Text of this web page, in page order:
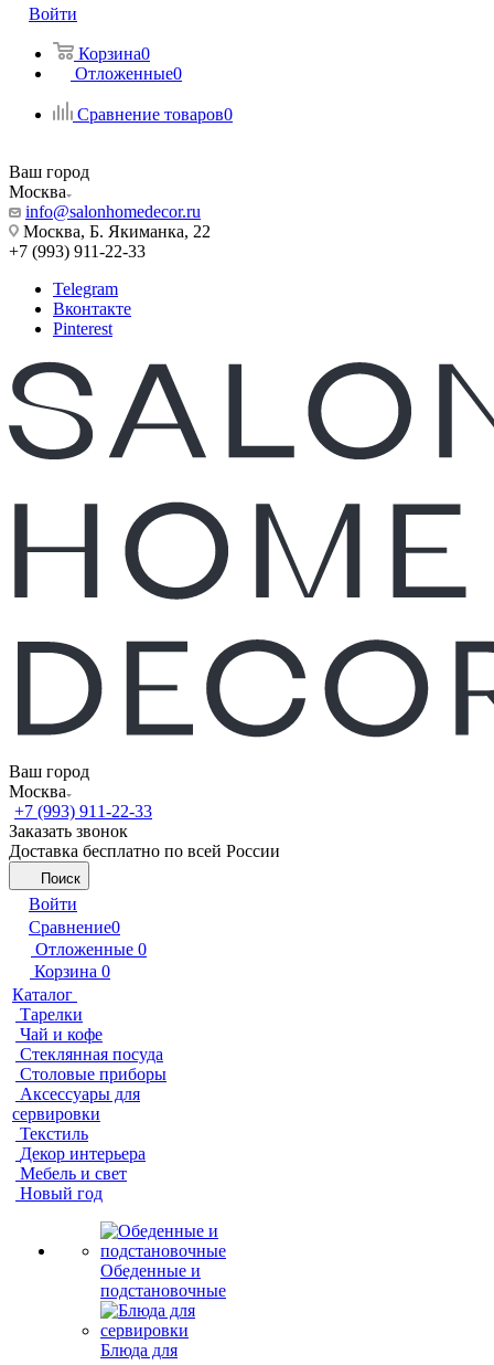
Войти
Корзина0
Отложенные0
Сравнение товаров0
Ваш город
Москва
info@salonhomedecor.ru
Москва, Б. Якиманка, 22
+7 (993) 911-22-33
Telegram
Вконтакте
Pinterest
Ваш город
Москва
+7 (993) 911-22-33
Заказать звонок
Доставка бесплатно по всей России
Поиск
Войти
Сравнение0
Отложенные 0
Корзина 0
Каталог
Тарелки
Чай и кофе
Стеклянная посуда
Столовые приборы
Аксессуары для
сервировки
Текстиль
Декор интерьера
Мебель и свет
Новый год
Обеденные и
подстановочные
Блюда для